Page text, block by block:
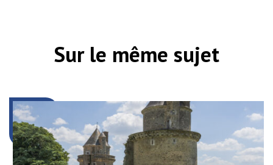
Sur le même sujet